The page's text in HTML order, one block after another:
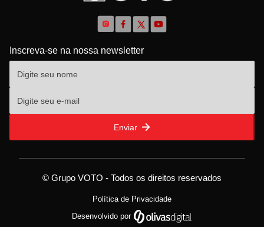
Inscreva-se na nossa newsletter
Enviar
© Grupo VOTO - Todos os direitos reservados
Política de Privacidade
Desenvolvido por